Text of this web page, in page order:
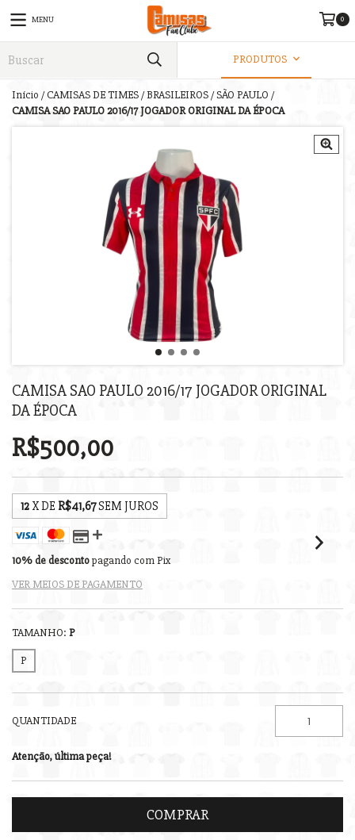
MENU 0
PRODUTOS
Início /CAMISAS DE TIMES/BRASILEIROS/SÃO PAULO /
CAMISA SAO PAULO 2016/17 JOGADOR ORIGINAL DA ÉPOCA
CAMISA SAO PAULO 2016/17 JOGADOR ORIGINAL
DA ÉPOCA
R$500,00
12 X DE R$41,67SEM JUROS
10% de descontopagando com Pix
VER MEIOS DE PAGAMENTO
TAMANHO: P
P
QUANTIDADE
Atenção, última peça!